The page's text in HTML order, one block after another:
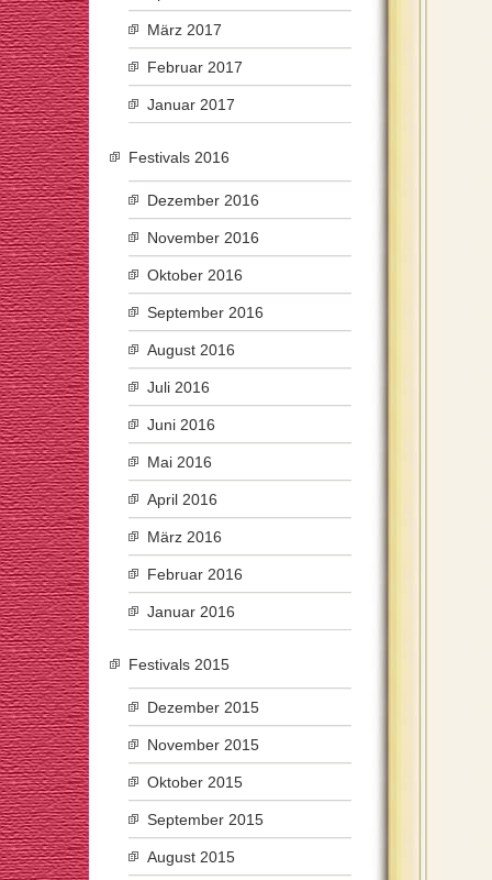
März 2017
Februar 2017
Januar 2017
Festivals 2016
Dezember 2016
November 2016
Oktober 2016
September 2016
August 2016
Juli 2016
Juni 2016
Mai 2016
April 2016
März 2016
Februar 2016
Januar 2016
Festivals 2015
Dezember 2015
November 2015
Oktober 2015
September 2015
August 2015